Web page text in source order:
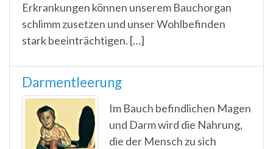
Erkrankungen können unserem Bauchorgan
schlimm zusetzen und unser Wohlbefinden
stark beeinträchtigen. […]
Darmentleerung
Im Bauch befindlichen Magen
und Darm wird die Nahrung,
die der Mensch zu sich